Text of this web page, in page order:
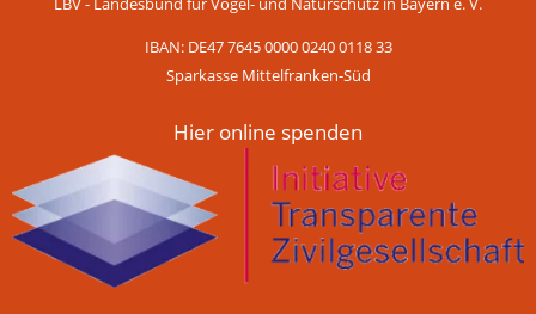
IBAN: DE47 7645 0000 0240 0118 33
Sparkasse Mittelfranken-Süd
Hier online spenden